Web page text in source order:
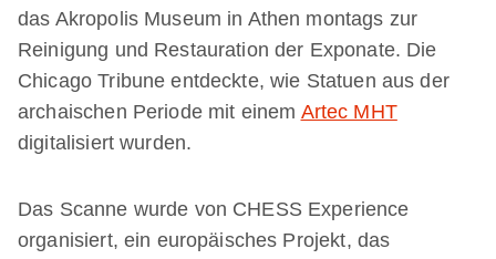
das Akropolis Museum in Athen montags zur
Reinigung und Restauration der Exponate. Die
Chicago Tribune entdeckte, wie Statuen aus der
archaischen Periode mit einem Artec MHT
digitalisiert wurden.
Das Scanne wurde von CHESS Experience
organisiert, ein europäisches Projekt, das